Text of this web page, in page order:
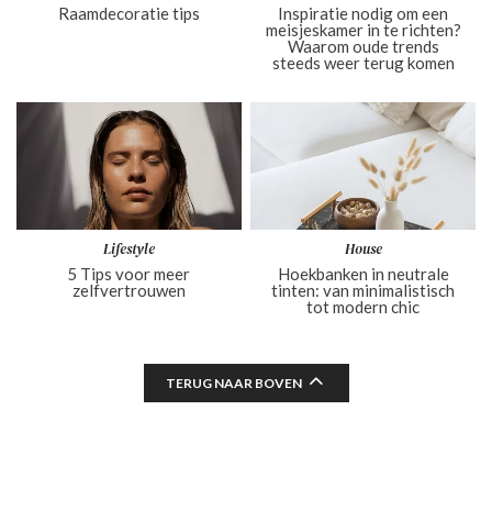
Raamdecoratie tips
Inspiratie nodig om een
meisjeskamer in te richten?
Waarom oude trends
steeds weer terug komen
Lifestyle
5 Tips voor meer
zelfvertrouwen
House
Hoekbanken in neutrale
tinten: van minimalistisch
tot modern chic
TERUG NAAR BOVEN